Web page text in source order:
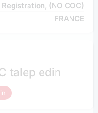
Registration, (NO COC)
FRANCE
talep edin